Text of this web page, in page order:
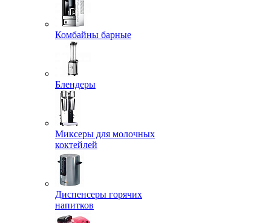
Комбайны барные
Блендеры
Миксеры для молочных
коктейлей
Диспенсеры горячих
напитков